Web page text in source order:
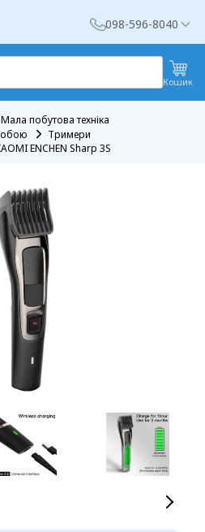
098-596-8040
Кошик
Мала побутова техніка
Тримери
ENCHEN Sharp 3S